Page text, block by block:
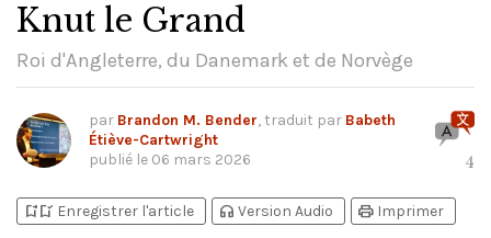
Knut le Grand
Roi d'Angleterre, du Danemark et de Norvège
par Brandon M. Bender, traduit par Babeth
Étiève-Cartwright
publié le 06 mars 2026 4
bookmark_addbookmark_added Enregistrer l'article headphones Version Audio print Imprimer